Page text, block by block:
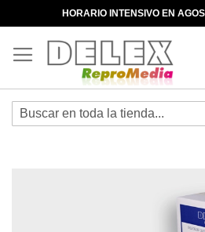
HORARIO INTENSIVO EN